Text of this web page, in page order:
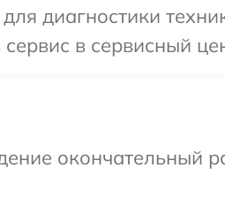
диагностики
в сервисный
окончательный